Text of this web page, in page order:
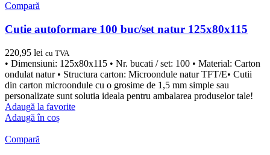
Compară
Cutie autoformare 100 buc/set natur 125x80x115
220,95 lei cu TVA
• Dimensiuni: 125x80x115 • Nr. bucati / set: 100 • Material: Carton
ondulat natur • Structura carton: Microondule natur TFT/E• Cutii
din carton microondule cu o grosime de 1,5 mm simple sau
personalizate sunt solutia ideala pentru ambalarea produselor tale!
Adaugă la favorite
Adaugă în coș
Compară